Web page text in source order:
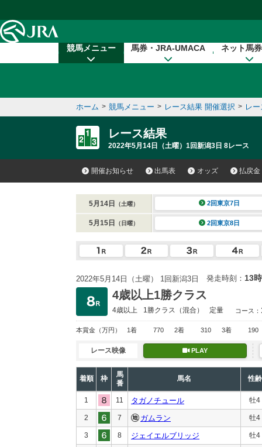
競馬メニュー 馬券・JRA-UMACA ネット馬
ホーム > 競馬メニュー > レース結果 開催選択 > レ
レース結果
2022年5月14日（土曜）1回新潟3日 8レース
開催お知らせ 出馬表 オッズ 払戻金
5月14日 （土曜） 2回東京7日
5月15日 （日曜） 2回東京8日
2022年5月14日（土曜） 1回新潟3日 発走時刻： 13
4歳以上1勝クラス
4歳以上 1勝クラス （混合） 定量 コース：
本賞金 （万円） 1着 770 2着 310 3着 190
レース映像 PLAY
着順 枠
馬
番
馬名 性齢
1 11 タガノチュール 牡4
2 7 ガムラン 牡4
3 8 ジェイエルブリッジ 牡4